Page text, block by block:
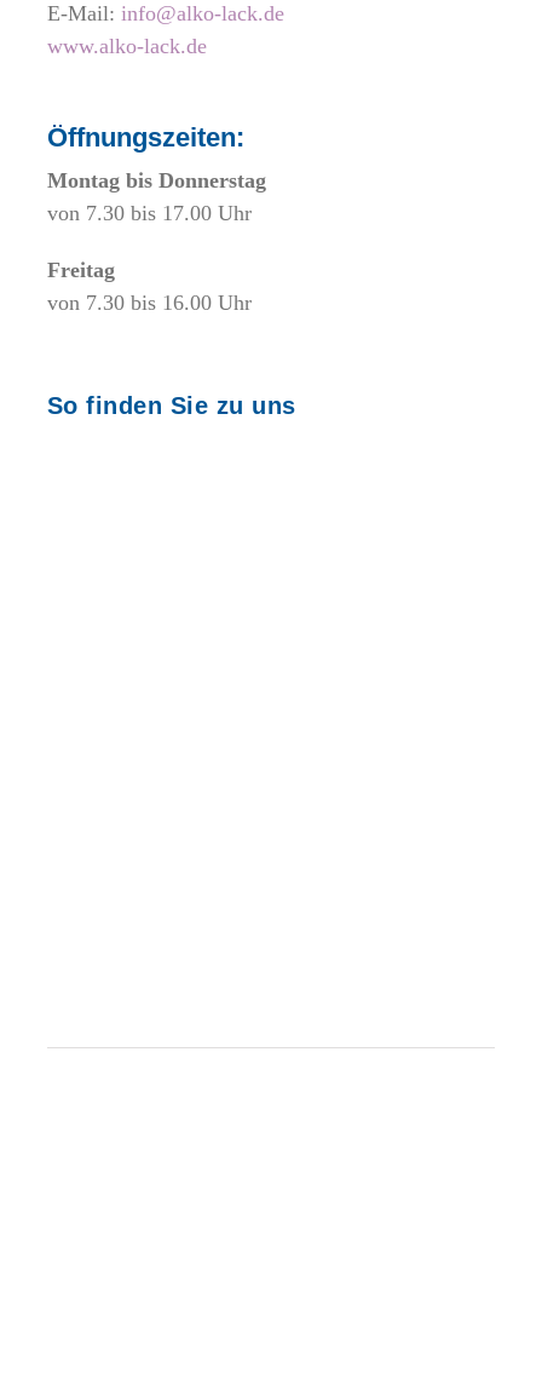
E-Mail: info@alko-lack.de
www.alko-lack.de
Öffnungszeiten:
Montag bis Donnerstag
von 7.30 bis 17.00 Uhr
Freitag
von 7.30 bis 16.00 Uhr
So finden Sie zu uns